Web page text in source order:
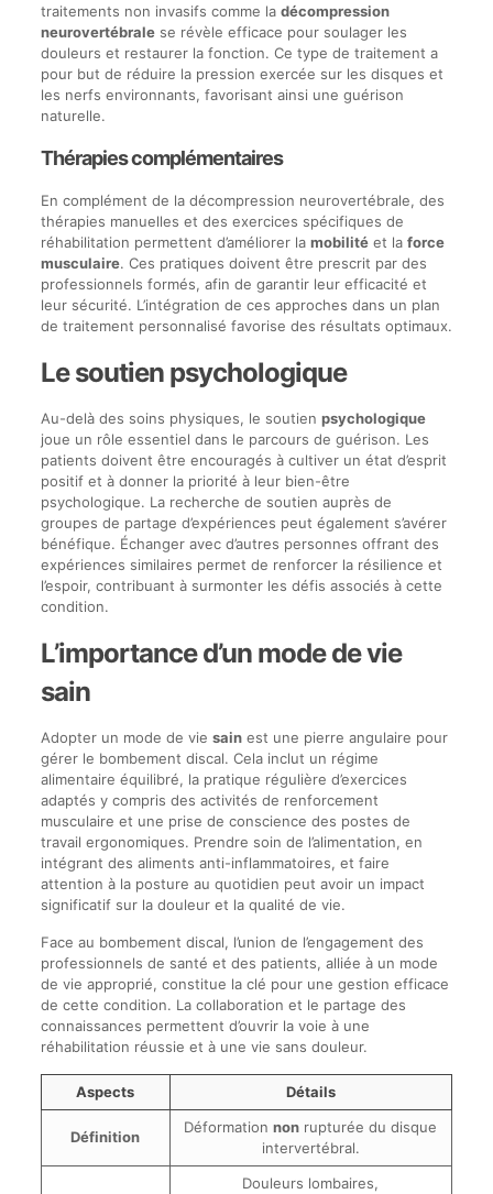
traitements non invasifs comme la décompression
neurovertébralese révèle efficace pour soulager les
douleurs et restaurer la fonction. Ce type de traitement a
pour but de réduire la pression exercée sur les disques et
les nerfs environnants, favorisant ainsi une guérison
naturelle.
Thérapies complémentaires
En complément de la décompression neurovertébrale, des
thérapies manuelles et des exercices spécifiques de
réhabilitation permettent d’améliorer la mobilitéet la force
musculaire. Ces pratiques doivent être prescrit par des
professionnels formés, afin de garantir leur efficacité et
leur sécurité. L’intégration de ces approches dans un plan
de traitement personnalisé favorise des résultats optimaux.
Le soutien psychologique
Au-delà des soins physiques, le soutien psychologique
joue un rôle essentiel dans le parcours de guérison. Les
patients doivent être encouragés à cultiver un état d’esprit
positif et à donner la priorité à leur bien-être
psychologique. La recherche de soutien auprès de
groupes de partage d’expériences peut également s’avérer
bénéfique. Échanger avec d’autres personnes offrant des
expériences similaires permet de renforcer la résilience et
l’espoir, contribuant à surmonter les défis associés à cette
condition.
L’importance d’un mode de vie
sain
Adopter un mode de vie sainest une pierre angulaire pour
gérer le bombement discal. Cela inclut un régime
alimentaire équilibré, la pratique régulière d’exercices
adaptés y compris des activités de renforcement
musculaire et une prise de conscience des postes de
travail ergonomiques. Prendre soin de l’alimentation, en
intégrant des aliments anti-inflammatoires, et faire
attention à la posture au quotidien peut avoir un impact
significatif sur la douleur et la qualité de vie.
Face au bombement discal, l’union de l’engagement des
professionnels de santé et des patients, alliée à un mode
de vie approprié, constitue la clé pour une gestion efficace
de cette condition. La collaboration et le partage des
connaissances permettent d’ouvrir la voie à une
réhabilitation réussie et à une vie sans douleur.
Aspects Détails
Définition
Déformationnon rupturée du disque
intervertébral.
Douleurs lombaires,